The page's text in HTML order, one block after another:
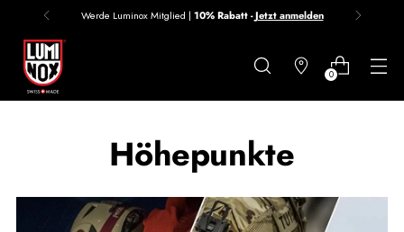
Preis-Match-Garantie 🥇JETZT PROFITIEREN
0
Höhepunkte
Danke
für
deine
Anmeldung